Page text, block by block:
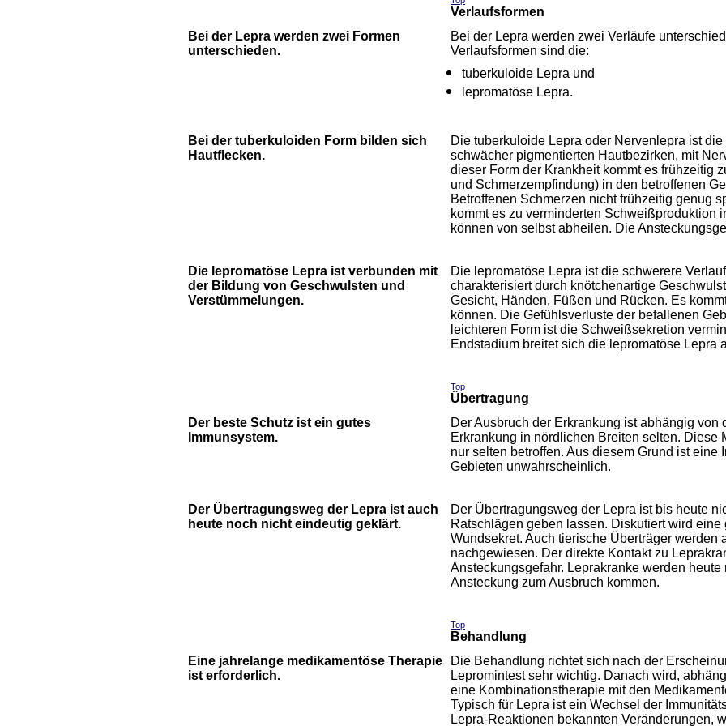
Verlaufsformen
Bei der Lepra werden zwei Formen
unterschieden.
Bei der Lepra werden zwei Verläufe
Verlaufsformen sind die:
tuberkuloide Lepra und
lepromatöse Lepra.
Bei der tuberkuloiden Form bilden sich
Hautflecken.
Die tuberkuloide Lepra oder Nervenlepra ist
schwächer pigmentierten Hautbezirken, mit
dieser Form der Krankheit kommt es frühzeitig
und Schmerzempfindung) in den betroffenen
Betroffenen Schmerzen nicht frühzeitig genug
kommt es zu verminderten Schweißproduktion
können von selbst abheilen. Die
Die lepromatöse Lepra ist verbunden mit
der Bildung von Geschwulsten und
Verstümmelungen.
Die lepromatöse Lepra ist die schwerere
charakterisiert durch knötchenartige
Gesicht, Händen, Füßen und Rücken. Es
können. Die Gefühlsverluste der befallenen
leichteren Form ist die Schweißsekretion
Endstadium breitet sich die lepromatöse Lepra
Top
Übertragung
Der beste Schutz ist ein gutes
Immunsystem.
Der Ausbruch der Erkrankung ist abhängig
Erkrankung in nördlichen Breiten selten.
nur selten betroffen. Aus diesem Grund ist
Gebieten unwahrscheinlich.
Der Übertragungsweg der Lepra ist auch
heute noch nicht eindeutig geklärt.
Der Übertragungsweg der Lepra ist bis heute
Ratschlägen geben lassen. Diskutiert wird
Wundsekret. Auch tierische Überträger
nachgewiesen. Der direkte Kontakt zu
Ansteckungsgefahr. Leprakranke werden
Ansteckung zum Ausbruch kommen.
Top
Behandlung
Eine jahrelange medikamentöse Therapie
ist erforderlich.
Die Behandlung richtet sich nach der
Lepromintest sehr wichtig. Danach wird,
eine Kombinationstherapie mit den
Typisch für Lepra ist ein Wechsel der
Lepra-Reaktionen bekannten Veränderungen,